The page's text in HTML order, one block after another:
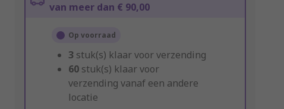
van meer dan € 90,00
Op voorraad
3 stuk(s) klaar voor verzending
60 stuk(s) klaar voor
verzending vanaf een andere
locatie